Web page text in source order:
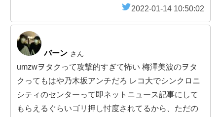
2022-01-14 10:50:02
バーン さん
umzwヲタクって攻撃的すぎて怖い 梅澤美波のヲタ
クってもはや乃木坂アンチだろ レコ大でシンクロニ
シティのセンターって即ネットニュース記事にして
もらえるぐらいゴリ押し忖度されてるから、ただの